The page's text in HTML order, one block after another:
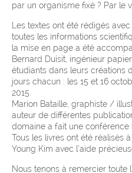
par un organisme fixé ? Par le
Les textes ont été rédigés
toutes les informations
la mise en page a été
Bernard Duisit, ingénieur
étudiants dans leurs créations
jours chacun : les 15 et 16
2015.
Marion Bataille, graphiste /
auteur de différentes
domaine a fait une conférence
Tous les livres ont été réalisés
Young Kim avec l’aide
Nous tenons à remercier toute